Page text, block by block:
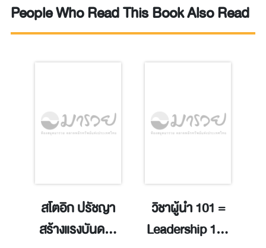
People Who Read This Book Also Read
สโตอิก ปรัชญา
สร้างแรงบันดาล
วิชาผู้นำ 101 =
Leadership 101